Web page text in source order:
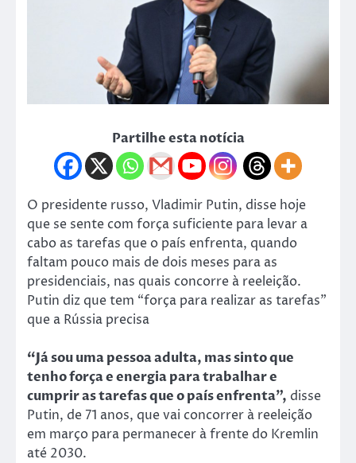
Partilhe esta notícia
O presidente russo, Vladimir Putin, disse hoje
que se sente com força suficiente para levar a
cabo as tarefas que o país enfrenta, quando
faltam pouco mais de dois meses para as
presidenciais, nas quais concorre à reeleição.
Putin diz que tem “força para realizar as tarefas”
que a Rússia precisa
“Já sou uma pessoa adulta, mas sinto que
tenho força e energia para trabalhar e
cumprir as tarefas que o país enfrenta”, disse
Putin, de 71 anos, que vai concorrer à reeleição
em março para permanecer à frente do Kremlin
até 2030.